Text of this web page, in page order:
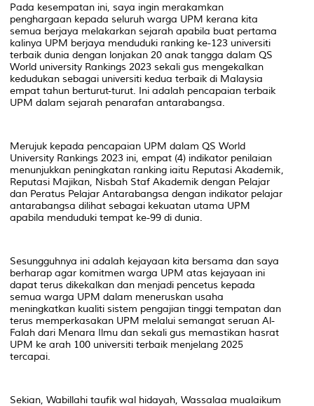
Pada kesempatan ini, saya ingin merakamkan
penghargaan kepada seluruh warga UPM kerana kita
semua berjaya melakarkan sejarah apabila buat pertama
kalinya UPM berjaya menduduki ranking ke-123 universiti
terbaik dunia dengan lonjakan 20 anak tangga dalam QS
World university Rankings 2023 sekali gus mengekalkan
kedudukan sebagai universiti kedua terbaik di Malaysia
empat tahun berturut-turut. Ini adalah pencapaian terbaik
UPM dalam sejarah penarafan antarabangsa.
Merujuk kepada pencapaian UPM dalam QS World
University Rankings 2023 ini, empat (4) indikator penilaian
menunjukkan peningkatan ranking iaitu Reputasi Akademik,
Reputasi Majikan, Nisbah Staf Akademik dengan Pelajar
dan Peratus Pelajar Antarabangsa dengan indikator pelajar
antarabangsa dilihat sebagai kekuatan utama UPM
apabila menduduki tempat ke-99 di dunia.
Sesungguhnya ini adalah kejayaan kita bersama dan saya
berharap agar komitmen warga UPM atas kejayaan ini
dapat terus dikekalkan dan menjadi pencetus kepada
semua warga UPM dalam meneruskan usaha
meningkatkan kualiti sistem pengajian tinggi tempatan dan
terus memperkasakan UPM melalui semangat seruan Al-
Falah dari Menara Ilmu dan sekali gus memastikan hasrat
UPM ke arah 100 universiti terbaik menjelang 2025
tercapai.
Sekian, Wabillahi taufik wal hidayah, Wassalaa mualaikum